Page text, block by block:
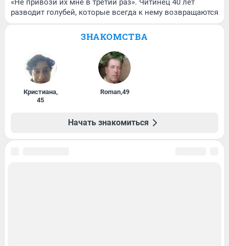
«Не привози их мне в третий раз». Читинец 40 лет
разводит голубей, которые всегда к нему возвращаются
ЗНАКОМСТВА
Кристиана,
45
Roman,49
Начать знакомиться